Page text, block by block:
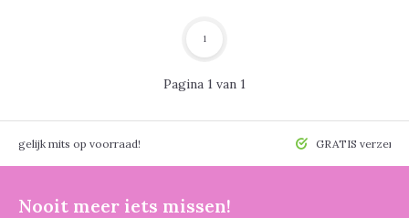
Pagina 1 van 1
1
mits op voorraad! GRATIS
Nooit meer iets missen!